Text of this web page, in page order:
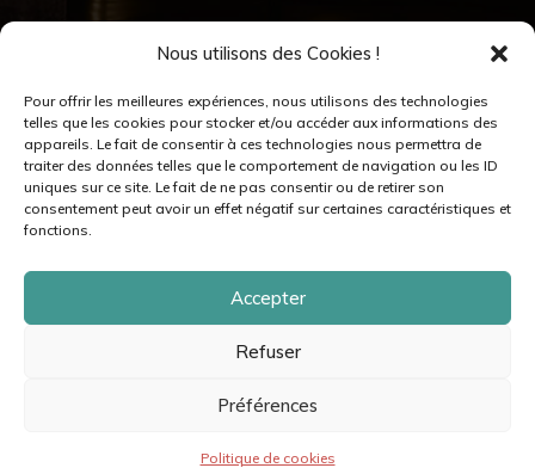
Nous utilisons des Cookies !
Pour offrir les meilleures expériences, nous utilisons des technologies
telles que les cookies pour stocker et/ou accéder aux informations des
appareils. Le fait de consentir à ces technologies nous permettra de
traiter des données telles que le comportement de navigation ou les ID
uniques sur ce site. Le fait de ne pas consentir ou de retirer son
consentement peut avoir un effet négatif sur certaines caractéristiques et
fonctions.
Accepter
Refuser
Préférences
Politique de cookies
NOS RÉALISATIONS
Immersion
Accompagnement artistique
Production créative
Danseuses et danseurs
Musiciennes et musiciens
Créatrices et créateurs